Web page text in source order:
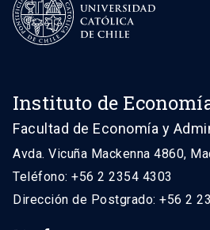
Instituto de
Facultad de Economía y
Avda. Vicuña Mackenna 4860,
Teléfono: +56 2 2354 4303
Dirección de Postgrado: +56 2